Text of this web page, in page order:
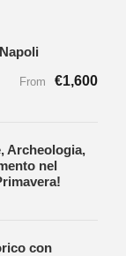
From €1,600
Archeologia,
nel
con